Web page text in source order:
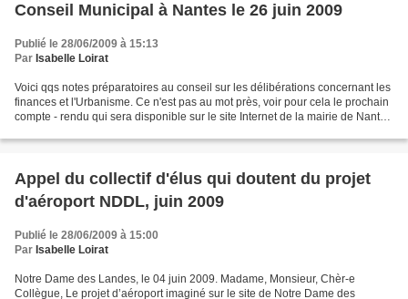
Conseil Municipal à Nantes le 26 juin 2009
Publié le 28/06/2009 à 15:13
Par Isabelle Loirat
Voici qqs notes préparatoires au conseil sur les délibérations concernant les
finances et l'Urbanisme. Ce n'est pas au mot près, voir pour cela le prochain
compte - rendu qui sera disponible sur le site Internet de la mairie de Nantes
Appel du collectif d'élus qui doutent du projet
d'aéroport NDDL, juin 2009
Publié le 28/06/2009 à 15:00
Par Isabelle Loirat
Notre Dame des Landes, le 04 juin 2009. Madame, Monsieur, Chèr-e
Collègue, Le projet d’aéroport imaginé sur le site de Notre Dame des